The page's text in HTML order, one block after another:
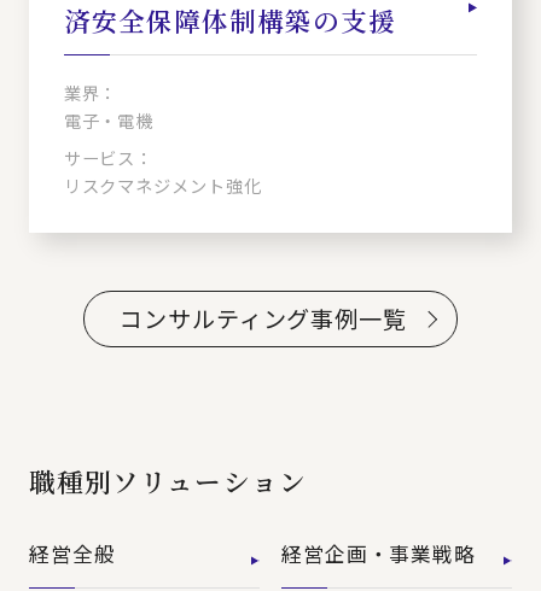
済安全保障体制構築の支援
業界：
電子・電機
サービス：
リスクマネジメント強化
コンサルティング事例一覧
職種別ソリューション
経営全般 経営企画・事業戦略